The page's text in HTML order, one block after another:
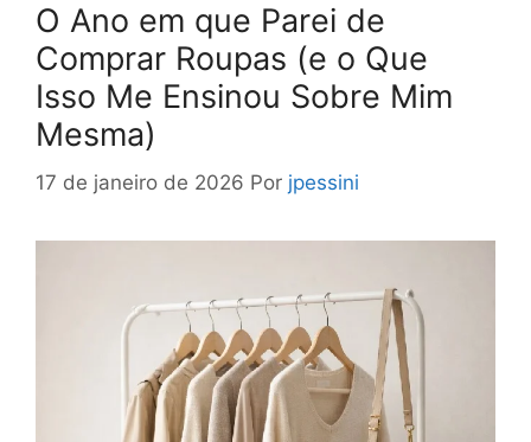
O Ano em que Parei de
Comprar Roupas (e o Que
Isso Me Ensinou Sobre Mim
Mesma)
17 de janeiro de 2026 Por jpessini